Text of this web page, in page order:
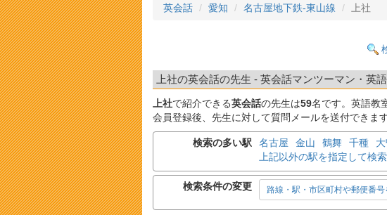
英会話 愛知 名古屋地下鉄-東山線 上社
上社の英会話の先生 - 英会話マンツーマン・英
上社で紹介できる英会話の先生は59名です。英語教
会員登録後、先生に対して質問メールを送付できま
検索の多い駅 名古屋 金山 鶴舞 千種
上記以外の駅を指定して検索
検索条件の変更 路線・駅・市区町村や郵便番号